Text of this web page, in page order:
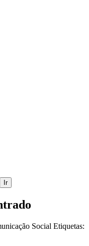
Ir
Social Etiquetas: